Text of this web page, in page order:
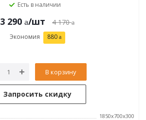
Есть в наличии
3 290 /шт 4 170
Экономия 880
В корзину
Запросить скидку
1850x700x300